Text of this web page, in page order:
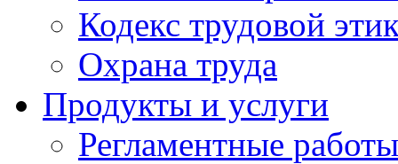
Кодекс трудовой
Охрана труда
Продукты и услуги
Регламентные